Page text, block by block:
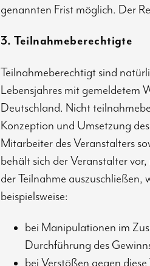
genannten Frist möglich. Der
3. Teilnahmeberechtigte
Teilnahmeberechtigt sind
Lebensjahres mit gemeldetem
Deutschland. Nicht
Konzeption und Umsetzung
Mitarbeiter des Veranstalters
behält sich der Veranstalter
der Teilnahme
beispielsweise:
bei Manipulationen im
Durchführung des